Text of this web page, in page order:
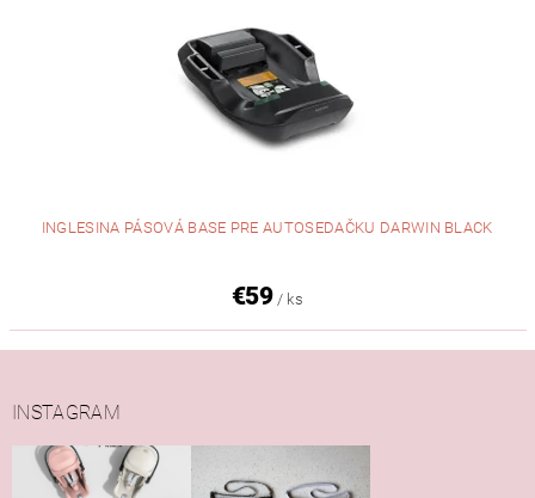
INGLESINA PÁSOVÁ BASE PRE AUTOSEDAČKU DARWIN BLACK
€59 / ks
INSTAGRAM